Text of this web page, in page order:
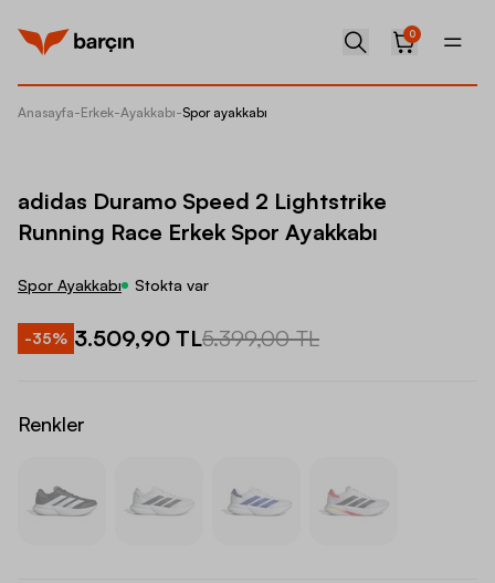
0
Anasayfa-Erkek-Ayakkabı-Spor ayakkabı
adidas Duramo Speed 2 Lightstrike
Running Race Erkek Spor Ayakkabı
Spor Ayakkabı Stokta var
-35% 3.509,90 TL5.399,00 TL
Renkler